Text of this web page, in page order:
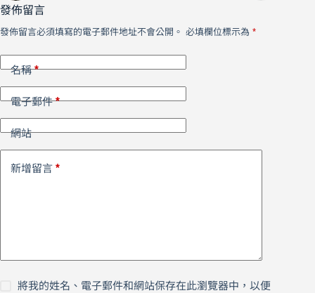
發佈留言
發佈留言必須填寫的電子郵件地址不會公開。 必填欄位標示為 *
名稱*
電子郵件*
網站
新增留言 *
將我的姓名、電子郵件和網站保存在此瀏覽器中，以便